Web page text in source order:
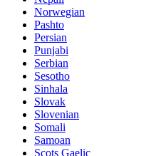
Norwegian
Pashto
Persian
Punjabi
Serbian
Sesotho
Sinhala
Slovak
Slovenian
Somali
Samoan
Scots Gaelic